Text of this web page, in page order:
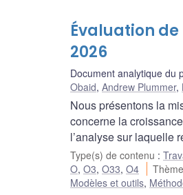
Évaluation
2026
Document analytique du
Obaid, Andrew Plummer,
Nous présentons la
concerne la
l’analyse sur laquelle
Type(s) de contenu :
O, O3, O33, O4
Modèles et outils,